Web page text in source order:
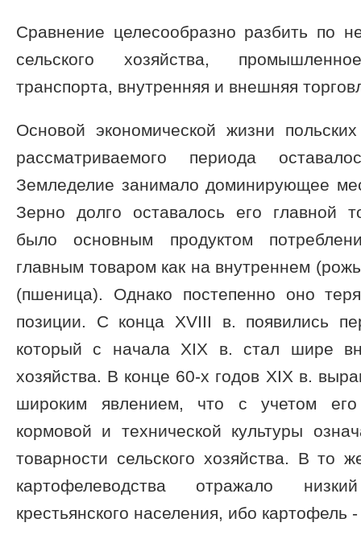
Сравнение целесообразно разбить по
сельского хозяйства,
транспорта, внутренняя и внешняя
Основой экономической жизни
рассматриваемого периода
Земледелие занимало доминирующее
Зерно долго оставалось его главной
было основным продуктом
главным товаром как на внутреннем
(пшеница). Однако постепенно оно
позиции. С конца XVIII в. появились
который с начала XIX в. стал шире
хозяйства. В конце 60-х годов XIX в.
широким явлением, что с учетом
кормовой и технической культуры
товарности сельского хозяйства. В то
картофелеводства отражало
крестьянского населения, ибо картофель